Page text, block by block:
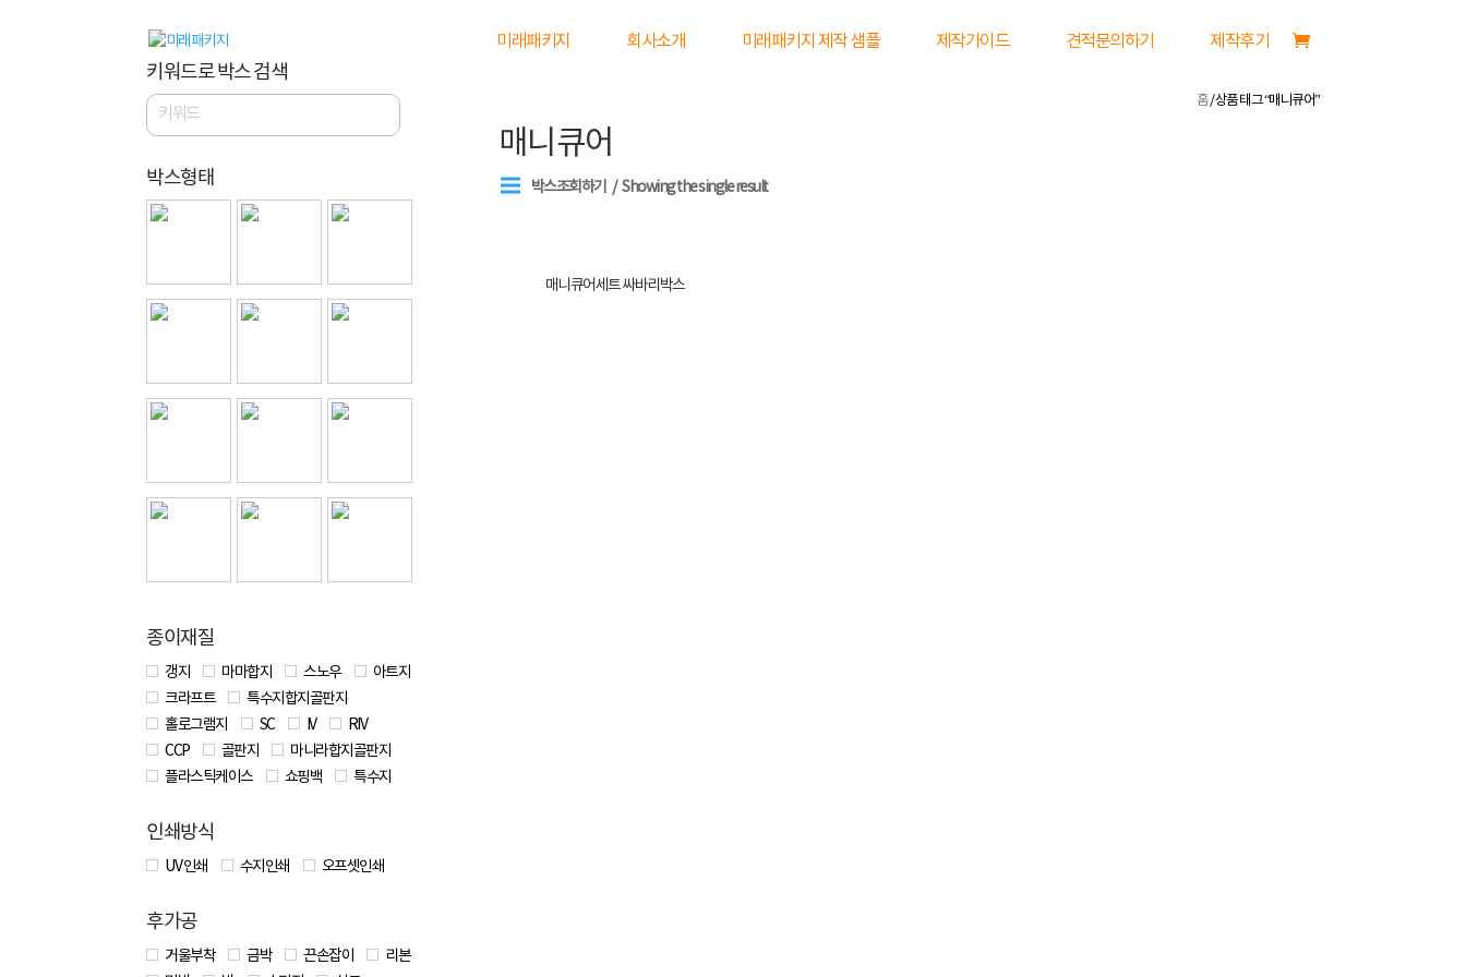
미래패키지 회사소개 미래패키지 제작 샘플 제작가이드 견적문의하기 제작후기
홈/ 상품 태그 “매니큐어”
매니큐어
박스조회하기 Showing the single result
매니큐어세트 싸바리박스
키워드로 박스 검색
박스형태
종이재질
갱지 마마합지 스노우
아트지
크라프트
특수지합지골판지
홀로그램지
SC IV
RIV
CCP
골판지
마니라합지골판지
플라스틱케이스
쇼핑백 특수지
인쇄방식
UV 인쇄 수지인쇄 오프셋인쇄
후가공
거울부착 금박 끈손잡이
리본